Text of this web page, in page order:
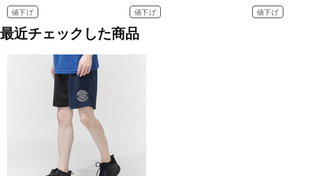
値下げ 値下げ 値下げ
最近チェックした商品